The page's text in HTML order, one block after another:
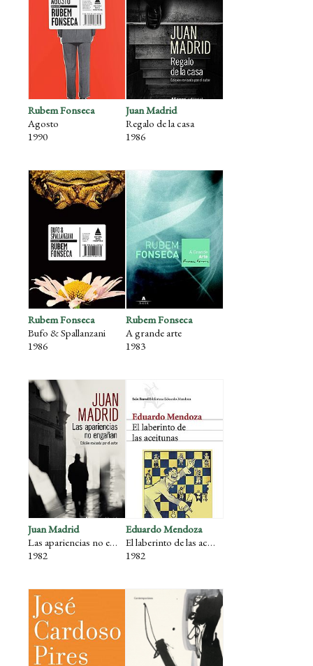
Rubem Fonseca
Agosto
1990
Juan Madrid
Regalo de la casa
1986
Rubem Fonseca
Bufo & Spallanzani
1986
Rubem Fonseca
A grande arte
1983
Juan Madrid
Las apariencias no engañan
1982
Eduardo Mendoza
El laberinto de las aceitunas
1982